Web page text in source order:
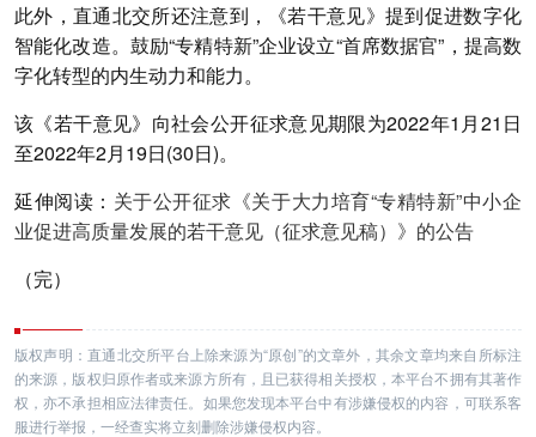
此外，直通北交所还注意到，《若干意见》提到促进数字化
智能化改造。鼓励“专精特新”企业设立“首席数据官”，提高数
字化转型的内生动力和能力。
该《若干意见》向社会公开征求意见期限为2022年1月21日
至2022年2月19日(30日)。
延伸阅读： 关于公开征求《关于大力培育“专精特新”中小企
业促进高质量发展的若干意见（征求意见稿）》的公告
（完）
版权声明：直通北交所平台上除来源为“原创”的文章外，其余文章均来自所标注
的来源，版权归原作者或来源方所有，且已获得相关授权，本平台不拥有其著作
权，亦不承担相应法律责任。如果您发现本平台中有涉嫌侵权的内容，可联系客
服进行举报，一经查实将立刻删除涉嫌侵权内容。